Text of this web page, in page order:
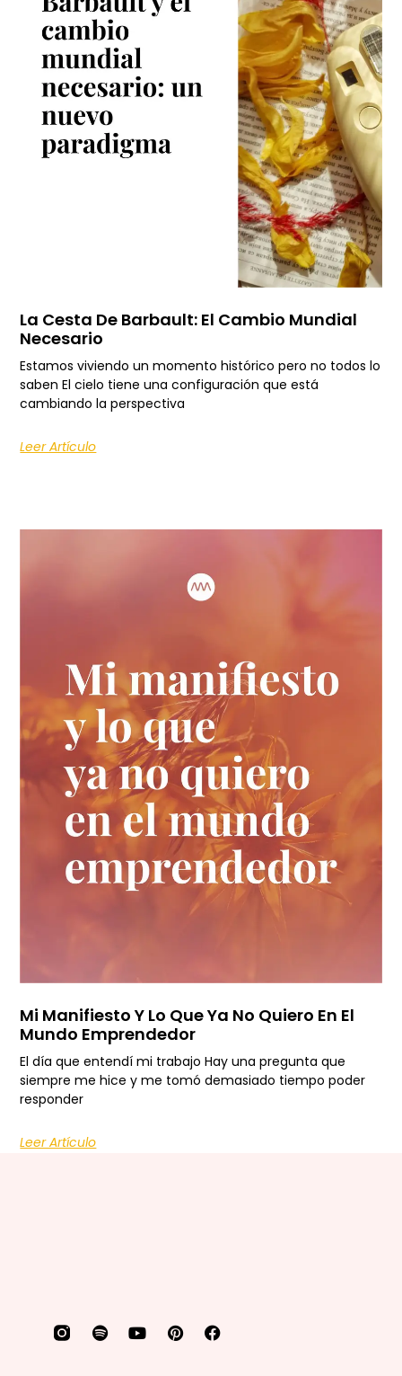
La Cesta De Barbault: El Cambio Mundial
Necesario
Estamos viviendo un momento histórico pero no todos lo
saben El cielo tiene una configuración que está
cambiando la perspectiva
Leer Artículo
Mi Manifiesto Y Lo Que Ya No Quiero En El
Mundo Emprendedor
El día que entendí mi trabajo Hay una pregunta que
siempre me hice y me tomó demasiado tiempo poder
responder
Leer Artículo